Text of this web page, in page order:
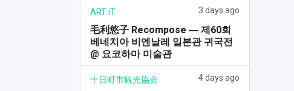
ART iT 3 days ago
毛利悠子 Recompose ― 제60회
베네치아 비엔날레 일본관 귀국전
@ 요코하마 미술관
十日町市観光協会 4 days ago